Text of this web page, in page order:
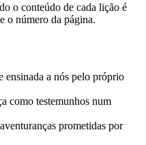
o conteúdo de cada lição é
o número da página.
ensinada a nós pelo próprio
como testemunhos num
prometidas por